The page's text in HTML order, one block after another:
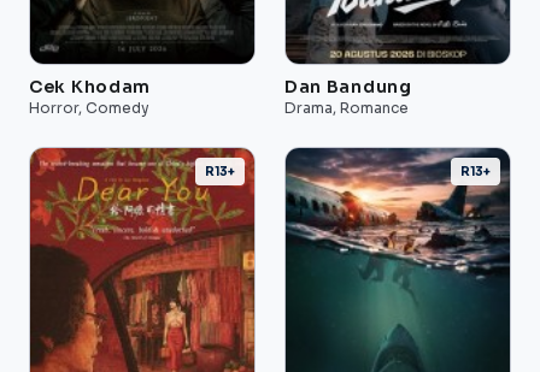
Cek Khodam
Horror, Comedy
Dan Bandung
Drama, Romance
R13+ R13+